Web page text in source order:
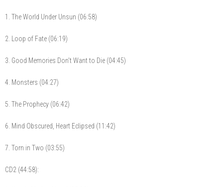
1. The World Under Unsun (06:58)
2. Loop of Fate (06:19)
3. Good Memories Don’t Want to Die (04:45)
4. Monsters (04:27)
5. The Prophecy (06:42)
6. Mind Obscured, Heart Eclipsed (11:42)
7. Torn in Two (03:55)
CD2 (44:58):